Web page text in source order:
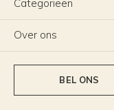
Categorieën
Over ons
BEL ONS